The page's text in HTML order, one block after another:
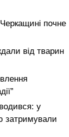
почне
від тварин
у
затримували